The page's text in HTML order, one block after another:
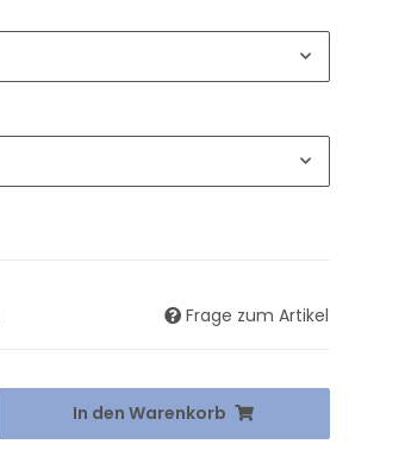
Frage zum Artikel
In den Warenkorb